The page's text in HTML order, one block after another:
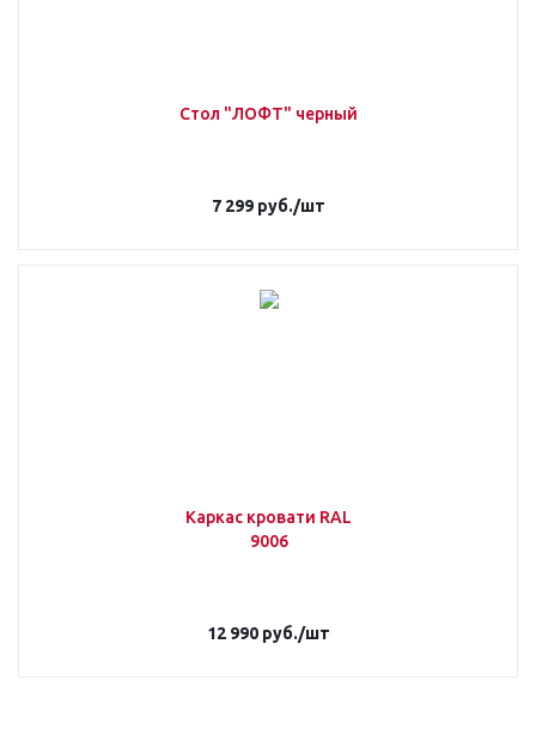
Стол "ЛОФТ" черный
7 299 руб./шт
Каркас кровати RAL
9006
12 990 руб./шт